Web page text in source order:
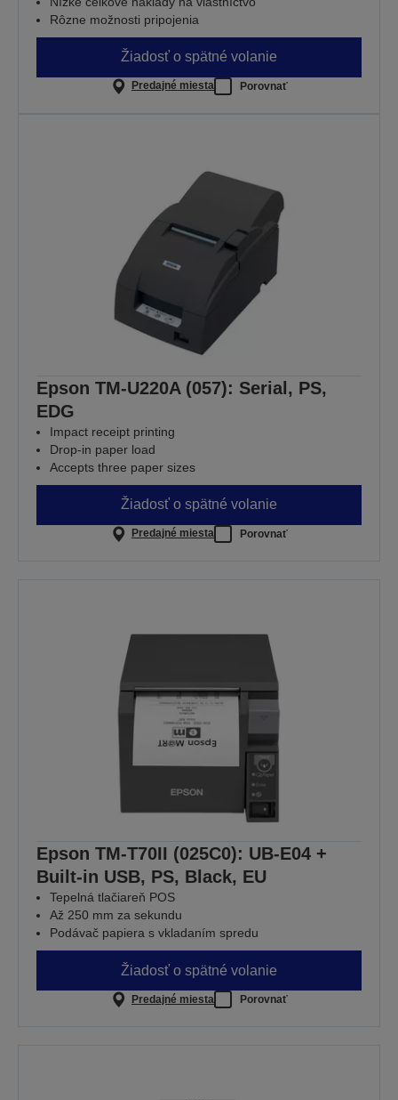
Rôzne možnosti pripojenia
Žiadosť o spätné volanie
Predajné miesta Porovnať
Epson TM-U220A (057): Serial, PS,
EDG
Impact receipt printing
Drop-in paper load
Accepts three paper sizes
Žiadosť o spätné volanie
Predajné miesta Porovnať
Epson TM-T70II (025C0): UB-E04 +
Built-in USB, PS, Black, EU
Tepelná tlačiareň POS
Až 250 mm za sekundu
Podávač papiera s vkladaním spredu
Žiadosť o spätné volanie
Predajné miesta Porovnať